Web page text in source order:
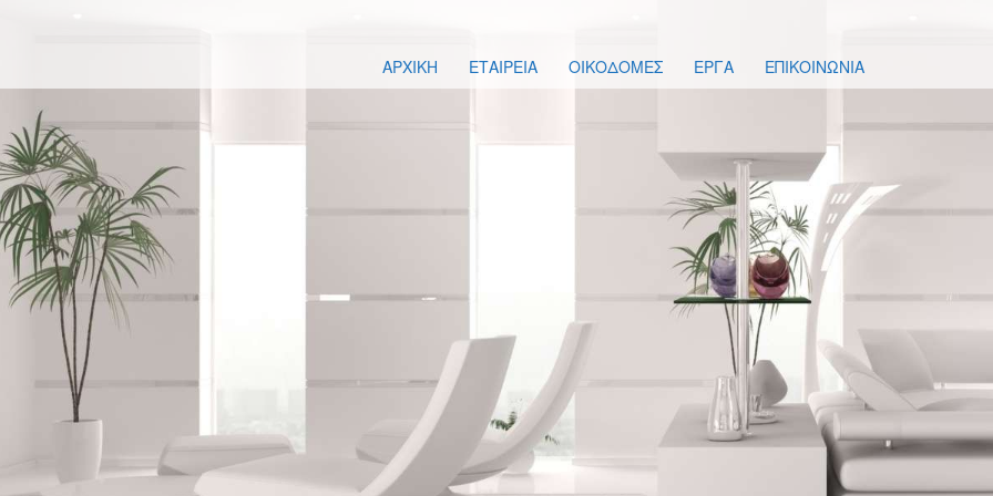
ΑΡΧΙΚΗ ΕΤΑΙΡΕΙΑ ΟΙΚΟΔΟΜΕΣ ΕΡΓΑ ΕΠΙΚΟΙΝΩΝΙΑ